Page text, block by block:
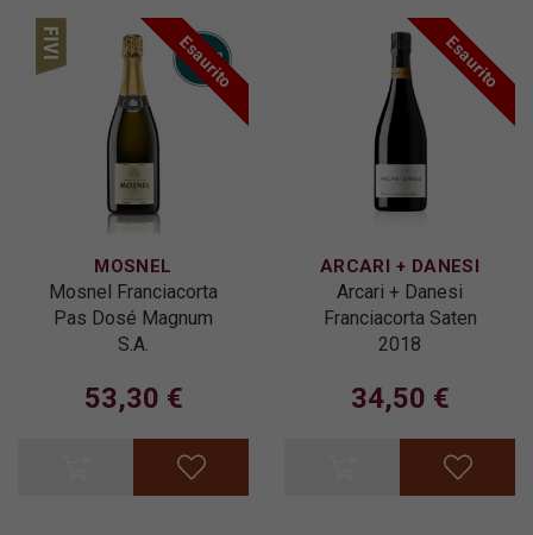
Esaurito
MOSNEL
Mosnel Franciacorta
Pas Dosé Magnum
S.A.
53,30 €
Esaurito
ARCARI + DANESI
Arcari + Danesi
Franciacorta Saten
2018
34,50 €